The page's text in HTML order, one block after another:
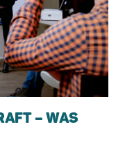
– WAS